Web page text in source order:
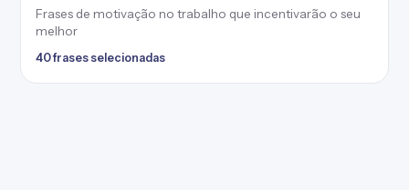
Frases de motivação no trabalho que incentivarão o seu
melhor
40 frases selecionadas